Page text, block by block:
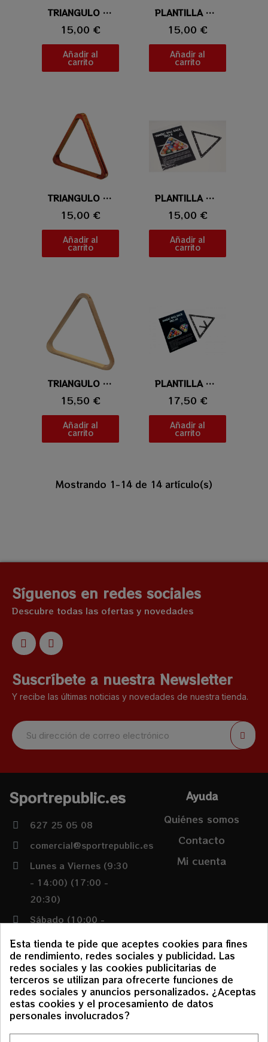
Vista rápidaTRIANGULO DE MADERA/LATON 57,2MM
15,00 €
Añadir al
carrito
Vista rápida
PLANTILLA MAGIC BALL RACK PRO 9&10
15,00 €
Añadir al
carrito
Vista rápidaTRIANGULO DE MADERA/LATON 52,4MM
15,00 €
Añadir al
carrito
Vista rápida
PLANTILLA MAGIC BALL RACK PRO 8
15,00 €
Añadir al
carrito
Vista rápidaTRIANGULO DE MADERA DE LUXE 57,2MM
15,50 €
Añadir al
carrito
Vista rápida
PLANTILLA MAGIC BALL RACK PRO ALL
17,50 €
Añadir al
carrito
Mostrando 1-14 de 14 artículo(s)
Síguenos en redes sociales
Descubre todas las ofertas y novedades
Suscríbete a nuestra Newsletter
Y recibe las últimas noticias y novedades de nuestra tienda.
Sportrepublic.es
627 25 05 08
comercial@sportrepublic.es
Lunes a Viernes (9:30
- 14:00) (17:00 -
20:30)
Sábado (10:00 -
Ayuda
Quiénes somos
Contacto
Mi cuenta
Condiciones
Política de envíos y
devoluciones
Esta tienda te pide que aceptes cookies para fines
de rendimiento, redes sociales y publicidad. Las
redes sociales y las cookies publicitarias de
terceros se utilizan para ofrecerte funciones de
redes sociales y anuncios personalizados. ¿Aceptas
estas cookies y el procesamiento de datos
personales involucrados?